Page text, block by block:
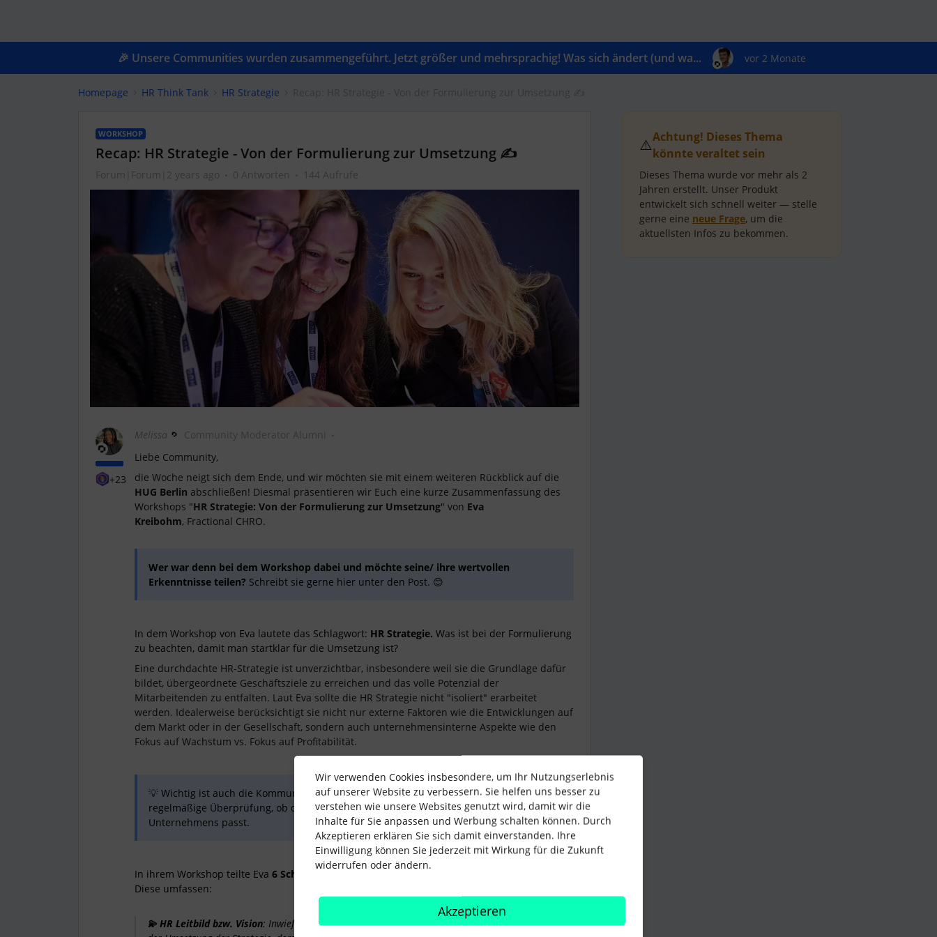
🎉 Unsere Communities wurden zusammengeführt. Jetzt größer und mehrsprachig! Was sich ändert (und wa... vor 2 Monate
Homepage HR Think Tank HR Strategie
WORKSHOP
Recap: HR Strategie - Von der Formulierung zur Umsetzung ✍️
Forum|Forum|2 years ago 0 Antworten 144 Aufrufe
+23
Melissa
Community Moderator Alumni
Liebe Community,
die Woche neigt sich dem Ende, und wir möchten sie mit einem weiteren Rückblick auf die
HUG Berlin abschließen! Diesmal präsentieren wir Euch eine kurze Zusammenfassung des
Workshops "HR Strategie: Von der Formulierung zur Umsetzung" von Eva
Kreibohm, Fractional CHRO.
Wer war denn bei dem Workshop dabei und möchte seine/ ihre wertvollen
Erkenntnisse teilen? Schreibt sie gerne hier unter den Post. 😊
In dem Workshop von Eva lautete das Schlagwort: HR Strategie. Was ist bei der Formulierung
zu beachten, damit man startklar für die Umsetzung ist?
Eine durchdachte HR-Strategie ist unverzichtbar, insbesondere weil sie die Grundlage dafür
bildet, übergeordnete Geschäftsziele zu erreichen und das volle Potenzial der
Mitarbeitenden zu entfalten. Laut Eva sollte die HR Strategie nicht "isoliert" erarbeitet
werden. Idealerweise berücksichtigt sie nicht nur externe Faktoren wie die Entwicklungen auf
dem Markt oder in der Gesellschaft, sondern auch unternehmensinterne Aspekte wie den
Fokus auf Wachstum vs. Fokus auf Profitabilität.
💡 Wichtig ist auch die Kommunikation der HR Strategie im Unternehmen und eine
regelmäßige Überprüfung, ob die erarbeitete Strategie noch zur Ausrichtung des
Unternehmens passt.
In ihrem Workshop teilte Eva 6 Schritte
Diese umfassen:
💫 HR Leitbild bzw. Vision: Inwiefern unterstützt HR durch seine Funktion das Unternehmen bei
⚠️Achtung! Dieses Thema
könnte veraltet sein
Dieses Thema wurde vor mehr als 2
Jahren erstellt. Unser Produkt
entwickelt sich schnell weiter — stelle
gerne eine neue Frage, um die
aktuellsten Infos zu bekommen.
Wir verwenden Cookies insbesondere, um Ihr Nutzungserlebnis
auf unserer Website zu verbessern. Sie helfen uns besser zu
verstehen wie unsere Websites genutzt wird, damit wir die
Inhalte für Sie anpassen und Werbung schalten können. Durch
Akzeptieren erklären Sie sich damit einverstanden. Ihre
Einwilligung können Sie jederzeit mit Wirkung für die Zukunft
widerrufen oder ändern.
Akzeptieren